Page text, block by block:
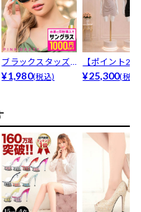
ブラックスタッズ
サングラス
¥1,980(税込)
【ポイント20
[an]カットア
¥25,300(税込)